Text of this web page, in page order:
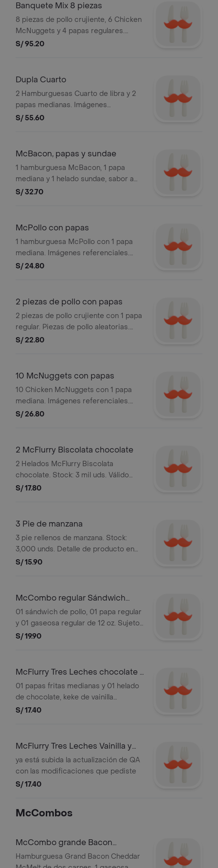
Banquete Mix 8 piezas
8 piezas de pollo crujiente, 6 Chicken
McNuggets y 4 papas regulares.
Piezas de pollo son aleatorias. Válido
S/ 95.20
Dupla Cuarto
2 Hamburguesas Cuarto de libra y 2
papas medianas. Imágenes
referenciales. Stock: 3,000 unds.
S/ 55.60
McBacon, papas y sundae
1 hamburguesa McBacon, 1 papa
mediana y 1 helado sundae, sabor a
elección, base vainilla. Imágenes
S/ 32.70
McPollo con papas
1 hamburguesa McPollo con 1 papa
mediana. Imágenes referenciales.
Stock: 3,000 unds. Válido durante el
S/ 24.80
2 piezas de pollo con papas
2 piezas de pollo crujiente con 1 papa
regular. Piezas de pollo aleatorias.
Imágenes referenciales. Stock: 3,000
S/ 22.80
10 McNuggets con papas
10 Chicken McNuggets con 1 papa
mediana. Imágenes referenciales.
Stock: 3,000 unds. Válido durante el
S/ 26.80
2 McFlurry Biscolata chocolate
2 Helados McFlurry Biscolata
chocolate. Stock: 3 mil uds. Válido
todo el mes. Tamaño personal. Imagen
S/ 17.80
3 Pie de manzana
3 pie rellenos de manzana. Stock:
3,000 unds. Detalle de producto en
sección "Postres". Imagenes
S/ 15.90
McCombo regular Sándwich
Pollo con Queso
01 sándwich de pollo, 01 papa regular
y 01 gaseosa regular de 12 oz. Sujeto
a stock de local. Las gaseosas
S/ 19.90
McFlurry Tres Leches chocolate y
papas
01 papas fritas medianas y 01 helado
de chocolate, keke de vainilla
triturado, cobertura líquida sabor a
polvo.Tamaño personal. Imagen
referencial.
S/ 17.40
McFlurry Tres Leches Vainilla y
papas
ya está subida la actualización de QA
con las modificaciones que pediste
S/ 17.40
McCombos
McCombo grande Bacon
Cheddar McMelt Doble
Hamburguesa Grand Bacon Cheddar